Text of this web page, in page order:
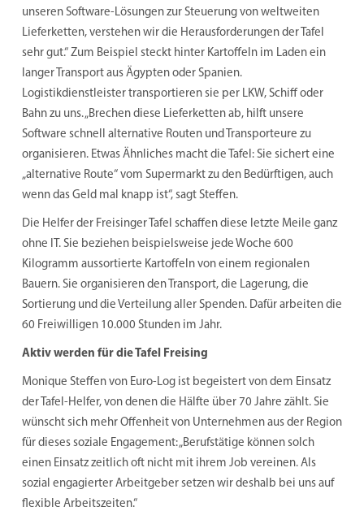
unseren Software-Lösungen zur Steuerung von weltweiten
Lieferketten, verstehen wir die Herausforderungen der Tafel
sehr gut.“ Zum Beispiel steckt hinter Kartoffeln im Laden ein
langer Transport aus Ägypten oder Spanien.
Logistikdienstleister transportieren sie per LKW, Schiff oder
Bahn zu uns. „Brechen diese Lieferketten ab, hilft unsere
Software schnell alternative Routen und Transporteure zu
organisieren. Etwas Ähnliches macht die Tafel: Sie sichert eine
„alternative Route“ vom Supermarkt zu den Bedürftigen, auch
wenn das Geld mal knapp ist“, sagt Steffen.
Die Helfer der Freisinger Tafel schaffen diese letzte Meile ganz
ohne IT. Sie beziehen beispielsweise jede Woche 600
Kilogramm aussortierte Kartoffeln von einem regionalen
Bauern. Sie organisieren den Transport, die Lagerung, die
Sortierung und die Verteilung aller Spenden. Dafür arbeiten die
60 Freiwilligen 10.000 Stunden im Jahr.
Aktiv werden für die Tafel Freising
Monique Steffen von Euro-Log ist begeistert von dem Einsatz
der Tafel-Helfer, von denen die Hälfte über 70 Jahre zählt. Sie
wünscht sich mehr Offenheit von Unternehmen aus der Region
für dieses soziale Engagement: „Berufstätige können solch
einen Einsatz zeitlich oft nicht mit ihrem Job vereinen. Als
sozial engagierter Arbeitgeber setzen wir deshalb bei uns auf
flexible Arbeitszeiten.“